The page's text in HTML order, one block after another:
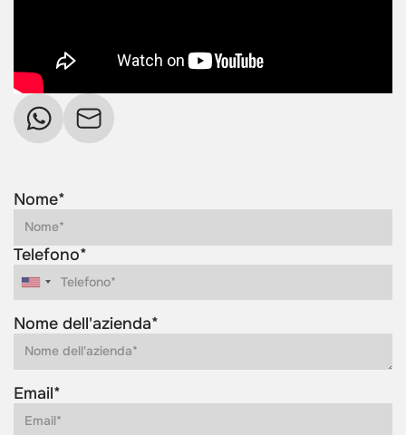
Nome*
Telefono*
Nome dell'azienda*
Email*